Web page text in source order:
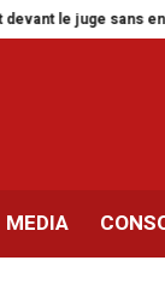
le juge sans en
MEDIA